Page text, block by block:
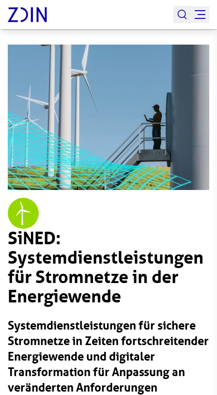
SiNED:
Systemdienstleistungen
für Stromnetze in der
Energiewende
Systemdienstleistungen für sichere
Stromnetze in Zeiten fortschreitender
Energiewende und digitaler
Transformation für Anpassung an
veränderten Anforderungen